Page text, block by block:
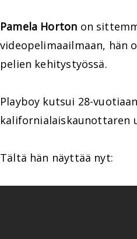
Pamela Horton on
videopelimaailmaan, hän
pelien kehitystyössä.
Playboy kutsui 28-vuotiaan
kalifornialaiskaunottaren
Tältä hän näyttää nyt: